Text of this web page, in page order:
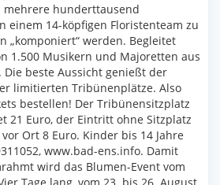
mehrere hunderttausend
einem 14-köpfigen Floristenteam zu
„komponiert“ werden. Begleitet
1.500 Musikern und Majoretten aus
beste Aussicht genießt der
limitierten Tribünenplätze. Also
bestellen! Der Tribünensitzplatz
21 Euro, der Eintritt ohne Sitzplatz
Ort 8 Euro. Kinder bis 14 Jahre
www.bad-ens.info. Damit
wird das Blumen-Event vom